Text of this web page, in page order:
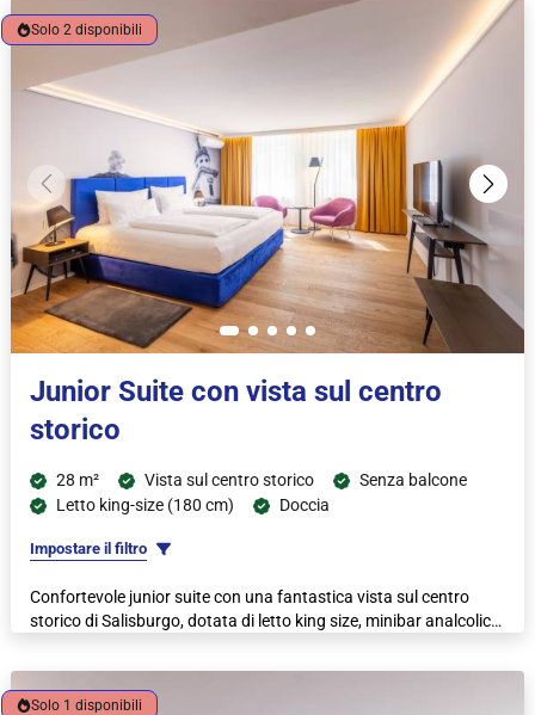
Solo 2 disponibili
Junior Suite con vista sul centro
storico
28 m² Vista sul centro storico
Senza balcone
Letto king-size (180 cm)
Doccia
Impostare il filtro
Confortevole junior suite con una fantastica vista sul centro
storico di Salisburgo, dotata di letto king size, minibar analcolico
Solo 1 disponibili